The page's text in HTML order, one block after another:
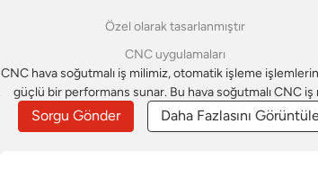
Özel olarak tasarlanmıştır
CNC uygulamaları
CNC hava soğutmalı iş milimiz, otomatik işleme
güçlü bir performans sunar. Bu hava soğutmalı CNC iş
çeşitli sayısal kontrol sistemleriyle sorunsuz
optimize edilmiştir. Verimli hava soğutma tasarımı, iş
Sorgu Gönder Daha Fazlasını